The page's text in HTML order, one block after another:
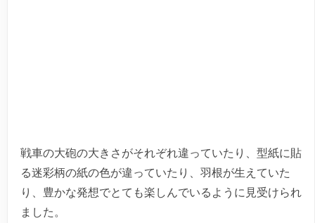
戦車の大砲の大きさがそれぞれ違っていたり、型紙に貼
る迷彩柄の紙の色が違っていたり、羽根が生えていた
り、豊かな発想でとても楽しんでいるように見受けられ
ました。